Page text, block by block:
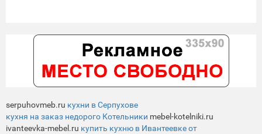
serpuhovmeb.ru кухни в Серпухове
кухня на заказ недорого Котельники mebel-kotelniki.ru
ivanteevka-mebel.ru купить кухню в Ивантеевке от